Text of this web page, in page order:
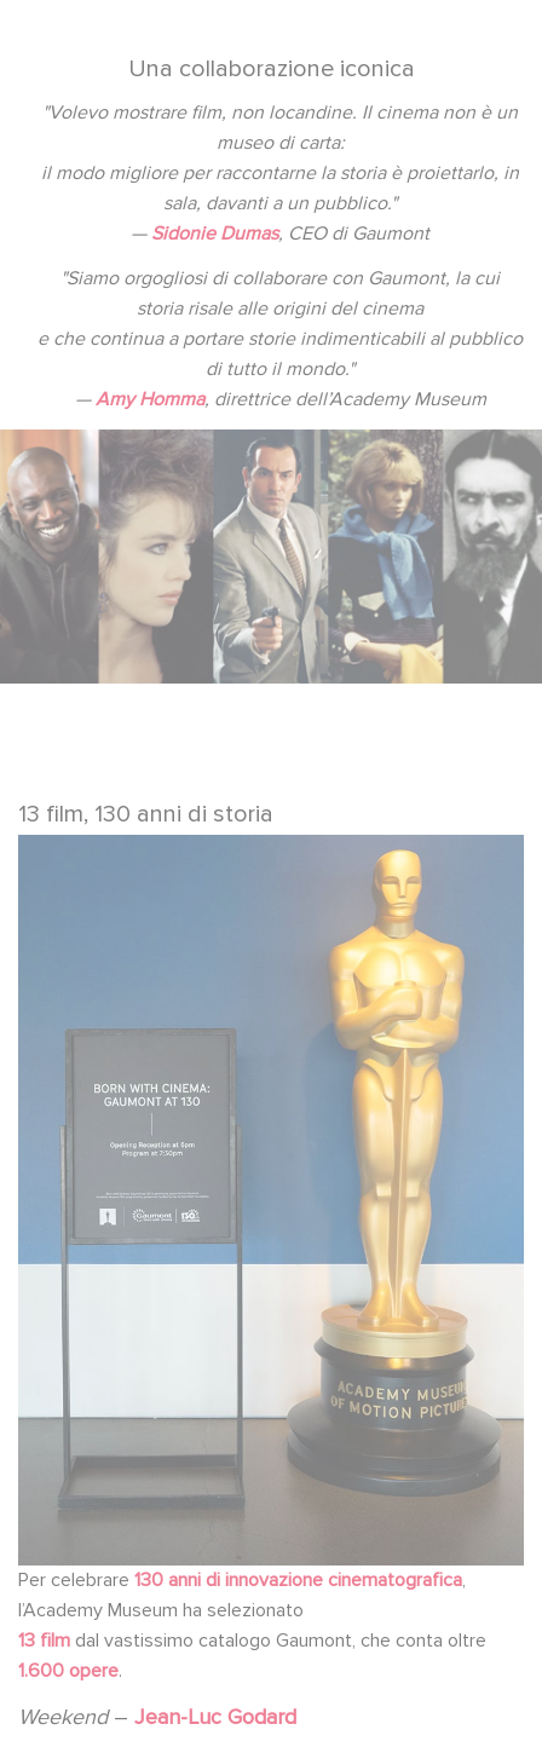
Una collaborazione iconica
"Volevo mostrare film, non locandine. Il cinema non è un
museo di carta:
il modo migliore per raccontarne la storia è proiettarlo, in
sala, davanti a un pubblico."
— Sidonie Dumas, CEO di Gaumont
"Siamo orgogliosi di collaborare con Gaumont, la cui
storia risale alle origini del cinema
e che continua a portare storie indimenticabili al pubblico
di tutto il mondo."
—Amy Homma, direttrice dell’Academy Museum
13 film, 130 anni di storia
Per celebrare 130 anni di innovazione cinematografica,
l’Academy Museum ha selezionato
13 film dal vastissimo catalogo Gaumont, che conta oltre
1.600 opere.
Weekend– Jean-Luc Godard